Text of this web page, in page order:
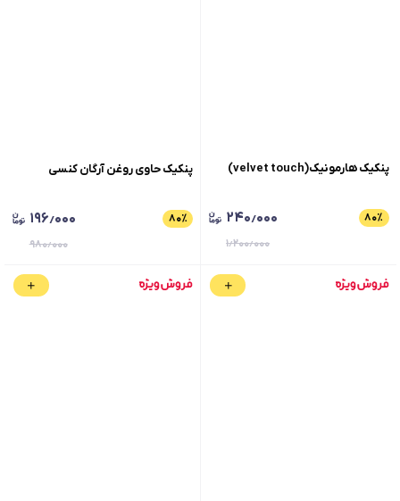
پنکیک هارمونیک(velvet touch)
۸۰٪ ۲۴۰٫۰۰۰
۱٫۲۰۰٫۰۰۰
پنکیک حاوی روغن آرگان کنسی
۸۰٪ ۱۹۶٫۰۰۰
۹۸۰٫۰۰۰